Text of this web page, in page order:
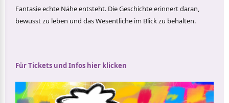
Fantasie echte Nähe entsteht. Die Geschichte erinnert daran,
bewusst zu leben und das Wesentliche im Blick zu behalten.
Für Tickets und Infos hier klicken